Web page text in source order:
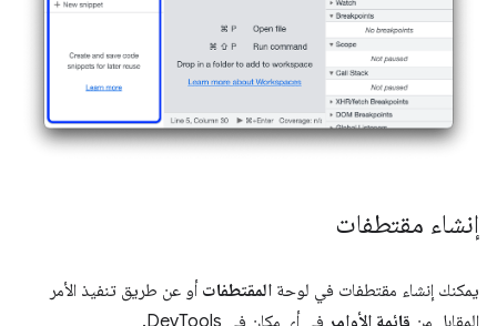
إنشاء مقتطفات
يمكنك إنشاء مقتطفات في لوحة المقتطفات أو عن طريق تنفيذ الأمر
المقابل من قائمة الأوامر في أي مكان في DevTools.